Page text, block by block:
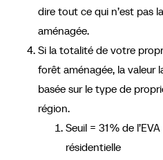
dire tout ce qui n’est pas
aménagée.
Si la totalité de votre
forêt aménagée, la valeur
basée sur le type de
région.
Seuil = 31 % de
résidentielle